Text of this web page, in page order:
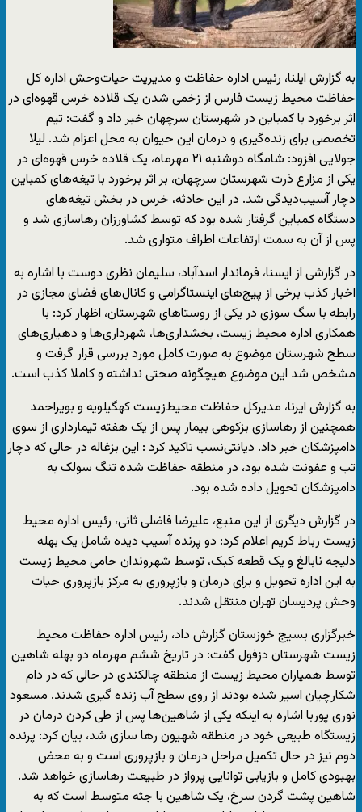
به گزارش ایلنا، رئیس اداره حفاظت و مدیریت حیات‌وحش اداره کل
حفاظت محیط زیست فارس از زخمی شدن یک قلاده خرس قهوه‌ای در
اثر برخورد با کمباین در شهرستان سرچهان خبر داد و گفت: تیم
تخصصی برای زنده‌گیری و درمان این حیوان به محل اعزام شد. لیلا
جولایی افزود: شامگاه دوشنبه ۲۱ مهرماه، یک قلاده خرس قهوه‌ای در
یکی از مزارع ذرت شهرستان سرچهان، بر اثر برخورد با تیغه‌های کمباین
دچار آسیب‌دیدگی شد. در این حادثه، خرس در بخش تیغه‌های
دستگاه کمباین گرفتار شده بود که توسط کشاورزان رهاسازی شد و
پس از آن به سمت ارتفاعات اطراف متواری شد.
در گزارشی از ایسنا، فرماندار اسدآباد، سلیمان نظری دوست با اشاره به
اخبار کذب برخی از پیچ‌های اینستاگرامی و کانال‌های فضای مجازی در
رابطه با سگ سوزی در یکی از روستاهای شهرستان، اظهار کرد: با
همکاری اداره محیط زیست، بخشداری‌ها، شهرداری‌ها و دهیاری‌های
سطح شهرستان موضوع به صورت کامل مورد بررسی قرار گرفت و
مشخص شد این موضوع هیچگونه صحتی نداشته و کاملا کذب است.
به گزارش ایرنا، مدیرکل حفاظت محیط‌زیست کهگیلویه و بویراحمد
همچنین از رهاسازی بزکوهی بیمار پس از یک هفته تیمارداری از سوی
دامپزشکان خبر داد. دیانتی‌نسب تاکید کرد : این بزغاله در حالی که دچار
تب و عفونت شده بود، در منطقه حفاظت شده تنگ سولک به
دامپزشکان تحویل داده شده بود.
در گزارش دیگری از این منبع، علیرضا فاضلی ثانی، رئیس اداره محیط
زیست رباط کریم اعلام کرد: دو پرنده آسیب ‌دیده شامل یک بهله
دلیجه نابالغ و یک قطعه کبک، توسط شهروندان حامی محیط زیست
به این اداره تحویل و برای درمان و بازپروری به مرکز بازپروری حیات
وحش پردیسان تهران منتقل شدند.
خبرگزاری بسیج خوزستان گزارش داد، رئیس اداره حفاظت محیط
زیست شهرستان دزفول گفت: در تاریخ ششم مهرماه دو بهله شاهین
توسط همیاران محیط زیست از منطقه چالکندی در حالی که در دام
شکارچیان اسیر شده بودند از روی سطح آب زنده گیری شدند. مسعود
نوری پوربا اشاره به اینکه یکی از شاهین‌ها پس از طی کردن درمان در
زیستگاه طبیعی خود در منطقه شهیون رها سازی شد، بیان کرد: پرنده
دوم نیز در حال تکمیل مراحل درمان و بازپروری است و به محض
بهبودی کامل و بازیابی توانایی پرواز در طبیعت رهاسازی خواهد شد.
شاهین پشت گردن سرخ، یک شاهین با جثه متوسط است که به